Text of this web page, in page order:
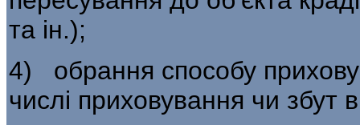
та ін.);
4) обрання способу
числі приховування чи збут